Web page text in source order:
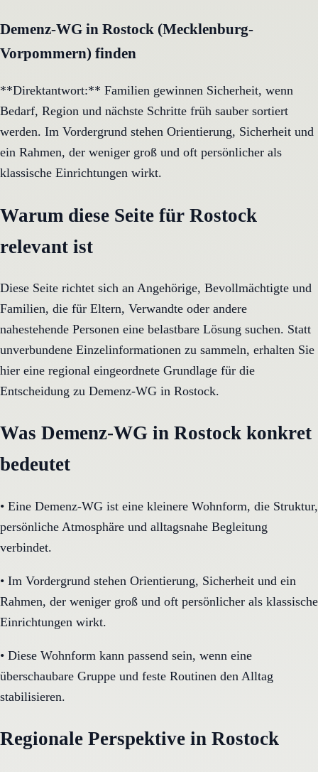
Demenz-WG in Rostock (Mecklenburg-
Vorpommern) finden
**Direktantwort:** Familien gewinnen Sicherheit, wenn
Bedarf, Region und nächste Schritte früh sauber sortiert
werden. Im Vordergrund stehen Orientierung, Sicherheit und
ein Rahmen, der weniger groß und oft persönlicher als
klassische Einrichtungen wirkt.
Warum diese Seite für Rostock
relevant ist
Diese Seite richtet sich an Angehörige, Bevollmächtigte und
Familien, die für Eltern, Verwandte oder andere
nahestehende Personen eine belastbare Lösung suchen. Statt
unverbundene Einzelinformationen zu sammeln, erhalten Sie
hier eine regional eingeordnete Grundlage für die
Entscheidung zu Demenz-WG in Rostock.
Was Demenz-WG in Rostock konkret
bedeutet
• Eine Demenz-WG ist eine kleinere Wohnform, die Struktur,
persönliche Atmosphäre und alltagsnahe Begleitung
verbindet.
• Im Vordergrund stehen Orientierung, Sicherheit und ein
Rahmen, der weniger groß und oft persönlicher als klassische
Einrichtungen wirkt.
• Diese Wohnform kann passend sein, wenn eine
überschaubare Gruppe und feste Routinen den Alltag
stabilisieren.
Regionale Perspektive in Rostock